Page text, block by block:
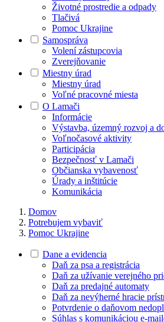
Životné prostredie a odpady
Tlačivá
Pomoc Ukrajine
Samospráva
Volení zástupcovia
Zverejňovanie
Miestny úrad
Miestny úrad
Voľné pracovné miesta
O Lamači
Informácie
Výstavba, územný rozvoj a
Voľnočasové aktivity
Participácia
Bezpečnosť v Lamači
Občianska vybavenosť
Úrady a inštitúcie
Komunikácia
Domov
Potrebujem vybaviť
Pomoc Ukrajine
Dane a evidencia
Daň za psa a registrácia
Daň za užívanie verejného
Daň za predajné automaty
Daň za nevýherné hracie
Potvrdenie o daňovom
Súhlas s komunikáciou e-